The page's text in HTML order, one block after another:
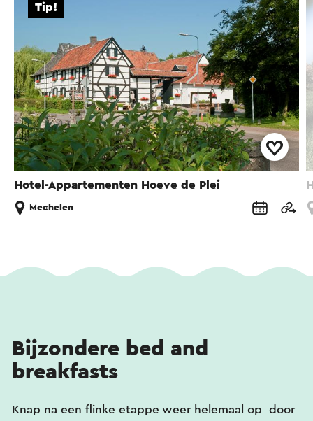
Hotel-Appartementen Hoeve de Plei
Tip!
Mechelen
Bijzondere bed and
breakfasts
Knap na een flinke etappe weer helemaal op door